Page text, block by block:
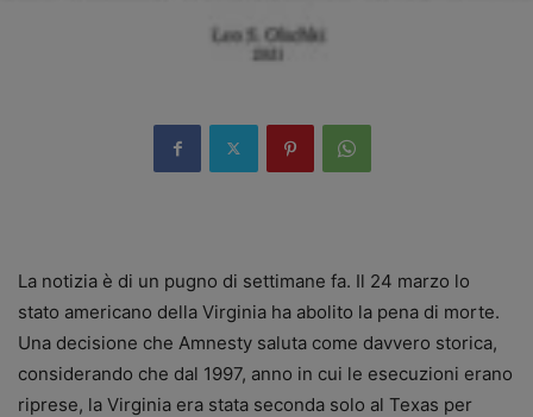
La notizia è di un pugno di settimane fa. Il 24 marzo lo
stato americano della Virginia ha abolito la pena di morte.
Una decisione che Amnesty saluta come davvero storica,
considerando che dal 1997, anno in cui le esecuzioni erano
riprese, la Virginia era stata seconda solo al Texas per